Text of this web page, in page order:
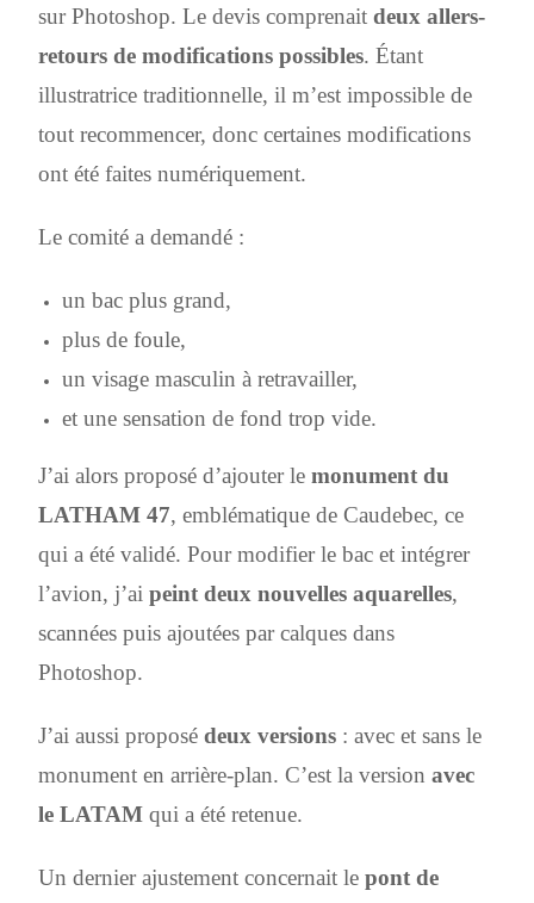
sur Photoshop. Le devis comprenaitdeux allers-
retours de modifications possibles. Étant
illustratrice traditionnelle, il m’est impossible de
tout recommencer, donc certaines modifications
ont été faites numériquement.
Le comité a demandé :
un bac plus grand,
plus de foule,
un visage masculin à retravailler,
et une sensation de fond trop vide.
J’ai alors proposé d’ajouter lemonument du
LATHAM 47, emblématique de Caudebec, ce
qui a été validé. Pour modifier le bac et intégrer
l’avion, j’aipeint deux nouvelles aquarelles,
scannées puis ajoutées par calques dans
Photoshop.
J’ai aussi proposédeux versions : avec et sans le
monument en arrière-plan. C’est la versionavec
le LATAM qui a été retenue.
Un dernier ajustement concernait lepont de